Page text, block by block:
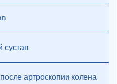
сустав
артроскопии колена